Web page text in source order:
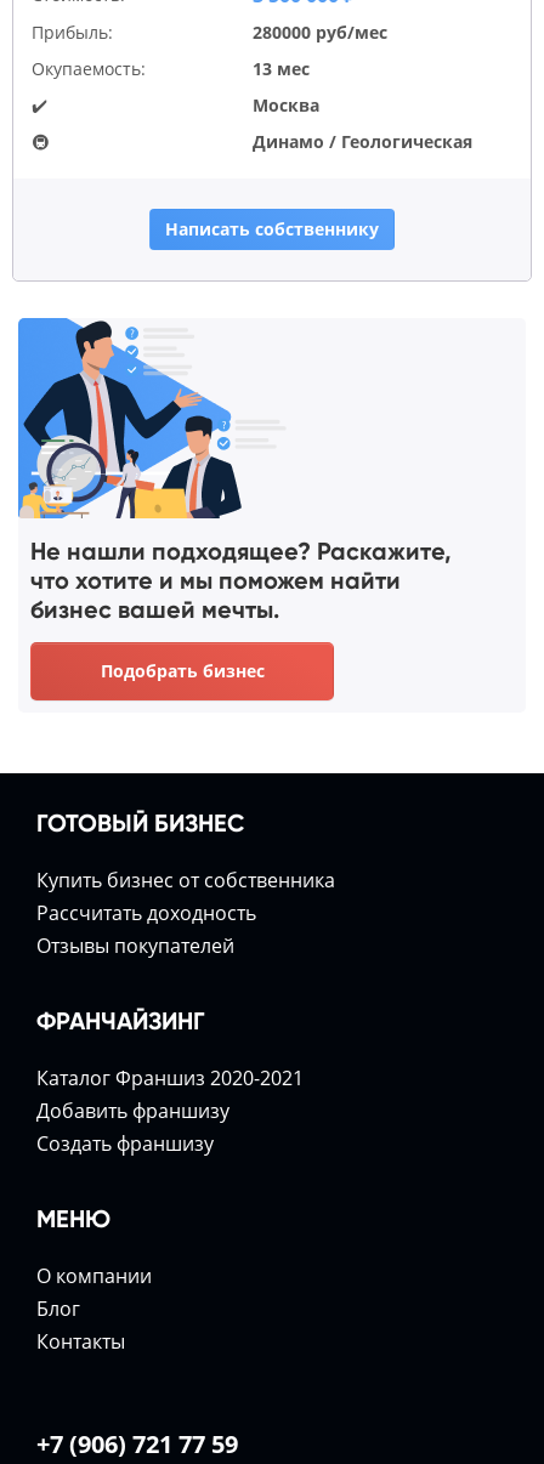
Прибыль:
280000 руб/мес
Окупаемость:
13 мес
✔️
Москва
🚇
Динамо / Геологическая
Написать собственнику
Не нашли подходящее? Раскажите,
что хотите и мы поможем найти
бизнес вашей мечты.
Подобрать бизнес
ГОТОВЫЙ БИЗНЕС
Купить бизнес от собственника
Расcчитать доходность
Отзывы покупателей
ФРАНЧАЙЗИНГ
Каталог Франшиз 2020-2021
Добавить франшизу
Создать франшизу
МЕНЮ
О компании
Блог
Контакты
+7 (906) 721 77 59